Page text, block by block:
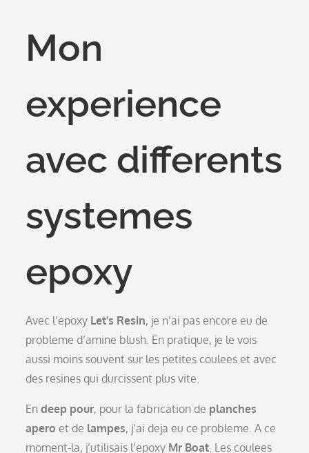
Mon
experience
avec differents
systemes
epoxy
Avec l’epoxy Let’s Resin, je n’ai pas encore eu de
probleme d’amine blush. En pratique, je le vois
aussi moins souvent sur les petites coulees et avec
des resines qui durcissent plus vite.
Endeep pour, pour la fabrication de planches
apero et de lampes, j’ai deja eu ce probleme. A ce
moment-la, j’utilisais l’epoxy Mr Boat . Les coulees